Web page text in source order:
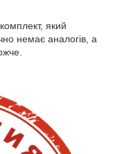
який
немає аналогів, а